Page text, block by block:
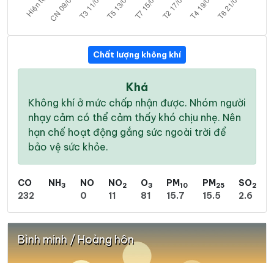
Chất lượng không khí
Khá
Không khí ở mức chấp nhận được. Nhóm người
nhạy cảm có thể cảm thấy khó chịu nhẹ. Nên
hạn chế hoạt động gắng sức ngoài trời để
bảo vệ sức khỏe.
CO
232
NH3
NO
0
NO2
11
O3
81
PM10
15.7
PM25
15.5
SO2
2.6
Bình minh / Hoàng hôn